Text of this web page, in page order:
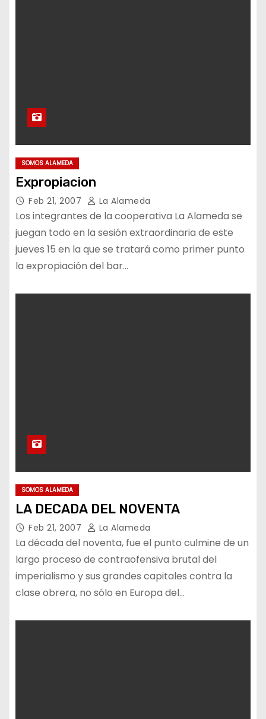
SOMOS ALAMEDA
Expropiacion
Feb 21, 2007 La Alameda
Los integrantes de la cooperativa La Alameda se
juegan todo en la sesión extraordinaria de este
jueves 15 en la que se tratará como primer punto
la expropiación del bar…
SOMOS ALAMEDA
LA DECADA DEL NOVENTA
Feb 21, 2007 La Alameda
La década del noventa, fue el punto culmine de un
largo proceso de contraofensiva brutal del
imperialismo y sus grandes capitales contra la
clase obrera, no sólo en Europa del…